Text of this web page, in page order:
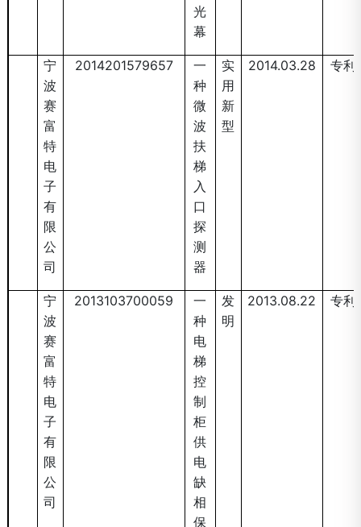
光
幕
宁
波
赛
富
特
电
子
有
限
公
司
2014201579657
一
种
微
波
扶
梯
入
口
探
测
器
实
用
新
型
2014.03.28 专利
宁
波
赛
富
特
电
子
有
限
公
司
2013103700059
一
种
电
梯
控
制
柜
供
电
缺
相
保
发
明
2013.08.22 专利